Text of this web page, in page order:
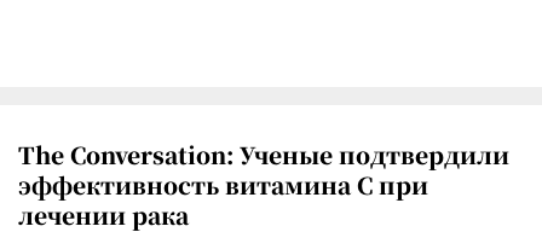
The Conversation: Ученые подтвердили
эффективность витамина C при
лечении рака